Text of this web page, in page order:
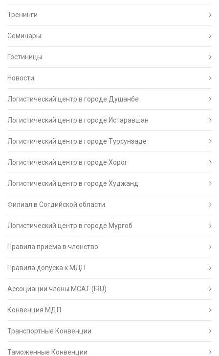
Тренинги
Семинары
Гостиницы
Новости
Логистический центр в городе Душанбе
Логистический центр в городе Истаравшан
Логистический центр в городе Турсунзаде
Логистический центр в городе Хорог
Логистический центр в городе Худжанд
Филиал в Согдийской области
Логистический центр в городе Мургоб
Правила приёма в членство
Правила допуска к МДП
Ассоциации члены МСАТ (IRU)
Конвенция МДП
Транспортные Конвенции
Таможенные Конвенции